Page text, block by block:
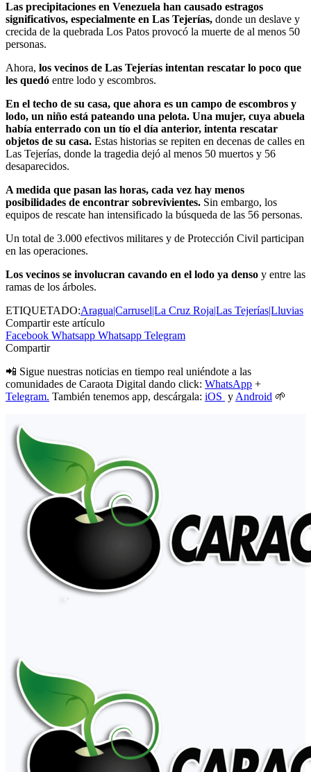
Las precipitaciones en Venezuela han causado estragos
significativos, especialmente en Las Tejerías, donde un deslave y
crecida de la quebrada Los Patos provocó la muerte de al menos 50
personas.
Ahora, los vecinos de Las Tejerías intentan rescatar lo poco que
les quedó entre lodo y escombros.
En el techo de su casa, que ahora es un campo de escombros y
lodo, un niño está pateando una pelota. Una mujer, cuya abuela
había enterrado con un tío el día anterior, intenta rescatar
objetos de su casa. Estas historias se repiten en decenas de calles en
Las Tejerías, donde la tragedia dejó al menos 50 muertos y 56
desaparecidos.
A medida que pasan las horas, cada vez hay menos
posibilidades de encontrar sobrevivientes. Sin embargo, los
equipos de rescate han intensificado la búsqueda de las 56 personas.
Un total de 3.000 efectivos militares y de Protección Civil participan
en las operaciones.
Los vecinos se involucran cavando en el lodo ya denso y entre las
ramas de los árboles.
ETIQUETADO:Aragua|Carrusel|La Cruz Roja|Las Tejerías|Lluvias
Compartir este artículo
Facebook Whatsapp Whatsapp Telegram
Compartir
📲 Sigue nuestras noticias en tiempo real uniéndote a las
comunidades de Caraota Digital dando click: WhatsApp +
Telegram. También tenemos app, descárgala: iOS y Android 🌱